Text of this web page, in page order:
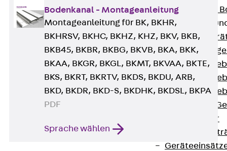
Nivellierbare
Gerätebecher
Zurück
Runde
Eckige
Eckige
Zubehör für
Geräteträger
Bodenkanal - Montageanleitung
Montageanleitung für BK, BKHR,
BKHRSV, BKHC, BKHZ, KHZ, BKV, BKB,
BKB45, BKBR, BKBG, BKVB, BKA, BKK,
BKAA, BKGR, BKGL, BKMT, BKVAA, BKTE,
BKS, BKRT, BKRTV, BKDS, BKDU, ARB,
BKD, BKDR, BKD-S, BKDHK, BKDSL, BKPA
PDF
Sprache wählen